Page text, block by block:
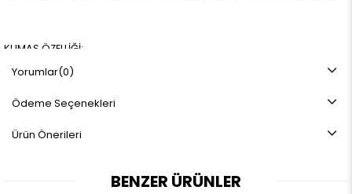
KUMAŞ ÖZELLİĞİ:
Gömlek: Terikoton Kumaş
Jile: 130 cm
Yorumlar(0)
Ödeme Seçenekleri
Ürün Önerileri
BENZER ÜRÜNLER